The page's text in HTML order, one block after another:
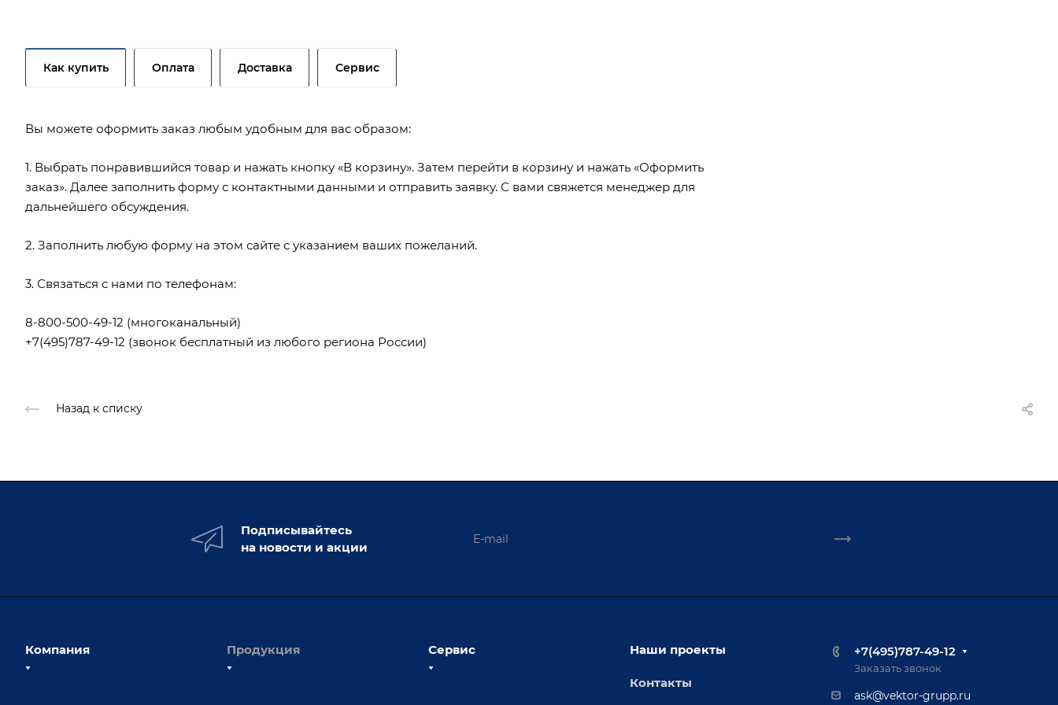
Как купить Оплата Доставка Сервис
Вы можете оформить заказ любым удобным для вас образом:
1. Выбрать понравившийся товар и нажать кнопку «В корзину». Затем перейти в корзину и нажать «Оформить
заказ». Далее заполнить форму с контактными данными и отправить заявку. С вами свяжется менеджер для
дальнейшего обсуждения.
2. Заполнить любую форму на этом сайте с указанием ваших пожеланий.
3. Связаться с нами по телефонам:
8-800-500-49-12 (многоканальный)
+7(495)787-49-12 (звонок бесплатный из любого региона России)
Назад к списку
Подписывайтесь
на новости и акции
Компания Продукция Сервис Наши проекты
Контакты
+7(495)787-49-12
Заказать звонок
ask@vektor-grupp.ru